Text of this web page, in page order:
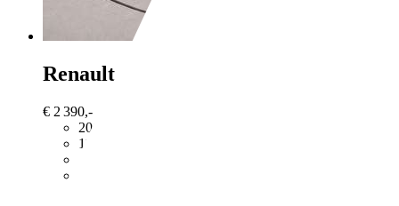
Renault Clio
€ 2 390,-
206 000 km
11/2004